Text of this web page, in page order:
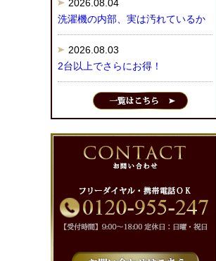
2026.08.04
洗濯機の内部、実は汚れているか
2026.08.03
2台以上でさらにお得！